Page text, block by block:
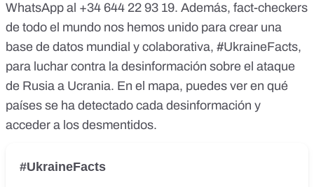
WhatsApp al +34 644 22 93 19. Además, fact-checkers
de todo el mundo nos hemos unido para crear una
base de datos mundial y colaborativa, #UkraineFacts,
para luchar contra la desinformación sobre el ataque
de Rusia a Ucrania. En el mapa, puedes ver en qué
países se ha detectado cada desinformación y
acceder a los desmentidos.
#UkraineFacts